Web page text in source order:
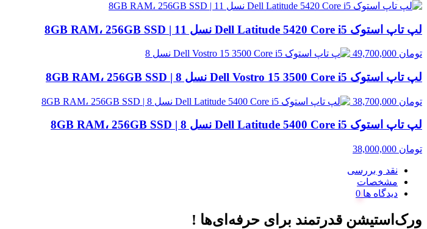
لپ تاپ استوک Dell Latitude 5420 Core i5 نسل 11 | 8GB RAM، 256GB SSD
تومان
لپ تاپ استوک Dell Vostro 15 3500 Core i5 نسل 8 | 8GB RAM، 256GB SSD
تومان
لپ تاپ استوک Dell Latitude 5400 Core i5 نسل 8 | 8GB RAM، 256GB SSD
تومان
نقد و بررسی
مشخصات
دیدگاه ها
ورک‌استیشن قدرتمند برای حرفه‌ای‌ها !